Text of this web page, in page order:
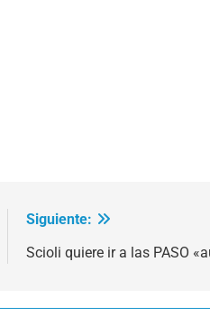
Siguiente:
Scioli quiere ir a las PASO